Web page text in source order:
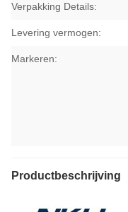
Verpakking Details:
Levering vermogen:
Markeren:
Productbeschrijving